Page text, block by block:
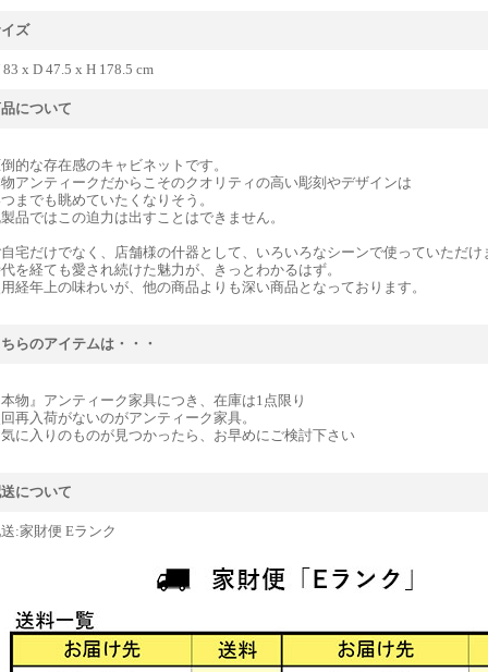
ズ
83 x D 47.5 x H 178.5 cm
について
的な存在感のキャビネットです。
アンティークだからこそのクオリティの高い彫刻やデザインは
までも眺めていたくなりそう。
品ではこの迫力は出すことはできません。
宅だけでなく、店舗様の什器として、いろいろなシーンで使っていただけ
を経ても愛され続けた魅力が、きっとわかるはず。
経年上の味わいが、他の商品よりも深い商品となっております。
らのアイテムは・・・
物』アンティーク家具につき、在庫は1点限り
再入荷がないのがアンティーク家具。
に入りのものが見つかったら、お早めにご検討下さい
について
:家財便 Eランク